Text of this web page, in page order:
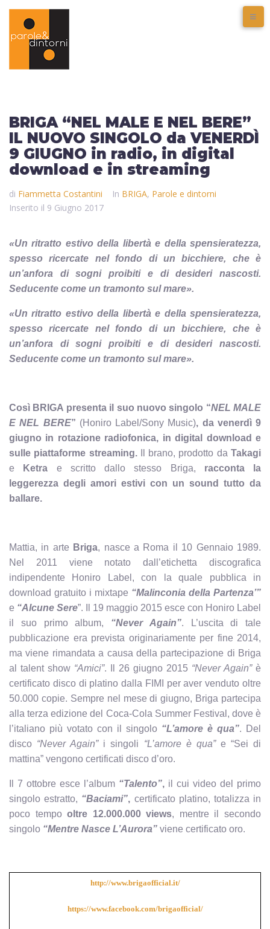
BRIGA “NEL MALE E NEL BERE”
IL NUOVO SINGOLO da VENERDÌ
9 GIUGNO in radio, in digital
download e in streaming
di Fiammetta Costantini In BRIGA, Parole e dintorni
Inserito il 9 Giugno 2017
«Un ritratto estivo della libertà e della spensieratezza,
spesso ricercate nel fondo di un bicchiere, che è
un’anfora di sogni proibiti e di desideri nascosti.
Seducente come un tramonto sul mare».
«Un ritratto estivo della libertà e della spensieratezza,
spesso ricercate nel fondo di un bicchiere, che è
un’anfora di sogni proibiti e di desideri nascosti.
Seducente come un tramonto sul mare».
Così BRIGA presenta il suo nuovo singolo “NEL MALE
E NEL BERE” (Honiro Label/Sony Music), da venerdì 9
giugno in rotazione radiofonica, in digital download e
sulle piattaforme streaming.
Il brano, prodotto daTakagi
e Ketra e scritto dallo stesso Briga, racconta la
leggerezza degli amori estivi con un sound tutto da
ballare.
Mattia, in arte Briga, nasce a Roma il 10 Gennaio 1989.
Nel 2011 viene notato dall’etichetta discografica
indipendente Honiro Label, con la quale pubblica in
download gratuito i mixtape “Malinconia della Partenza’”
e “Alcune Sere”. Il 19 maggio 2015 esce con Honiro Label
il suo primo album, “Never Again”. L’uscita di tale
pubblicazione era prevista originariamente per fine 2014,
ma viene rimandata a causa della partecipazione di Briga
al talent show “Amici”. Il 26 giugno 2015 “Never Again”è
certificato disco di platino dalla FIMI per aver venduto oltre
50.000 copie. Sempre nel mese di giugno, Briga partecipa
alla terza edizione del Coca-Cola Summer Festival, dove è
l’italiano più votato con il singolo “L’amore è qua”. Del
disco “Never Again”i singoli “L’amore è qua”e “Sei di
mattina” vengono certificati disco d’oro.
Il 7 ottobre esce l’album “Talento”, il cui video del primo
singolo estratto, “Baciami”, certificato platino, totalizza in
poco tempooltre 12.000.000 views, mentre il secondo
singolo “Mentre Nasce L’Aurora” viene certificato oro.
http://www.brigaofficial.it/
https://www.facebook.com/brigaofficial/